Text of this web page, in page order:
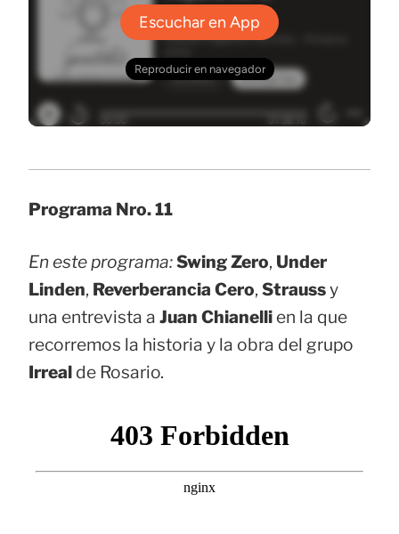
Programa Nro. 11
En este programa:Swing Zero, Under
Linden, Reverberancia Cero, Straussy
una entrevista a Juan Chianelli en la que
recorremos la historia y la obra del grupo
Irreal de Rosario.